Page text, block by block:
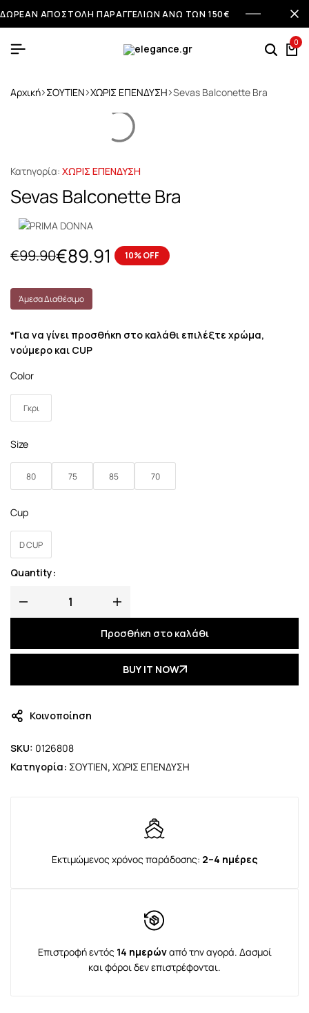
ΔΩΡΕΑΝ ΑΠΟΣΤΟΛΗ ΠΑΡΑΓΓΕΛΙΩΝ ΑΝΩ ΤΩΝ 150€
0
Αρχική ΣΟΥΤΙΕΝ ΧΩΡΙΣ ΕΠΕΝΔΥΣΗ Sevas Balconette Bra
Κατηγορία: ΧΩΡΙΣ ΕΠΕΝΔΥΣΗ
Sevas Balconette Bra
€99.90€89.91 10% OFF
Άμεσα Διαθέσιμο
*Για να γίνει προσθήκη στο καλάθι επιλέξτε χρώμα,
νούμερο και CUP
Color
Γκρι
Size
80 75 85 70
Cup
D CUP
Quantity:
Προσθήκη στο καλάθι
BUY IT NOW
Κοινοποίηση
SKU: 0126808
Κατηγορία: ΣΟΥΤΙΕΝ, ΧΩΡΙΣ ΕΠΕΝΔΥΣΗ
Εκτιμώμενος χρόνος παράδοσης: 2–4 ημέρες
Επιστροφή εντός 14 ημερώναπό την αγορά. Δασμοί
και φόροι δεν επιστρέφονται.